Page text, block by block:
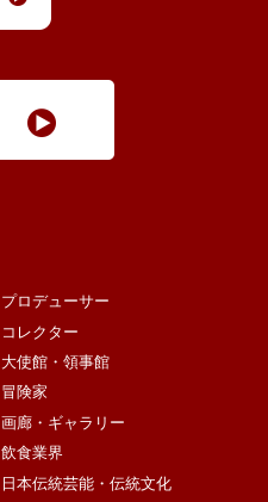
プロデューサー
コレクター
大使館・領事館
冒険家
画廊・ギャラリー
飲食業界
日本伝統芸能・伝統文化